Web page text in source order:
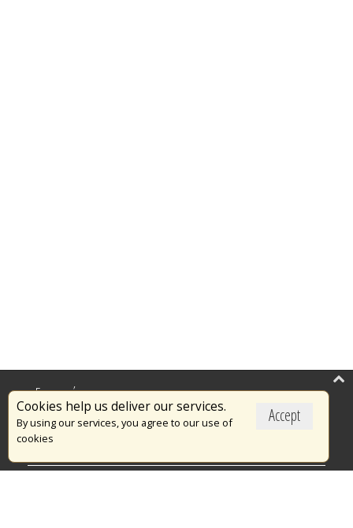
Accept
Cookies help us deliver our services.
By using our services, you agree to our use of
cookies
Επικαιρότητα
Το Πυροσβεστικό Σώμα